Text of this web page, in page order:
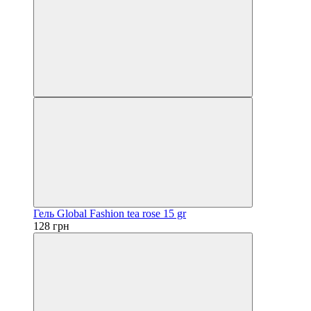
Гель Global Fashion tea rose 15 gr
128 грн